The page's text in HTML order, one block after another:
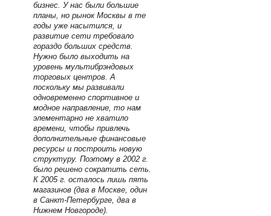
бизнес. У нас были большие
планы, но рынок Москвы в те
годы уже насытился, и
развитие сети требовало
гораздо больших средств.
Нужно было выходить на
уровень мультибрэндовых
торговых центров. А
поскольку мы развивали
одновременно спортивное и
модное направление, то нам
элементарно не хватило
времени, чтобы привлечь
дополнительные финансовые
ресурсы и построить новую
структуру. Поэтому в 2002 г.
было решено сократить сеть.
К 2005 г. осталось лишь пять
магазинов (два в Москве, один
в Санкт-Петербурге, два в
Нижнем Новгороде).